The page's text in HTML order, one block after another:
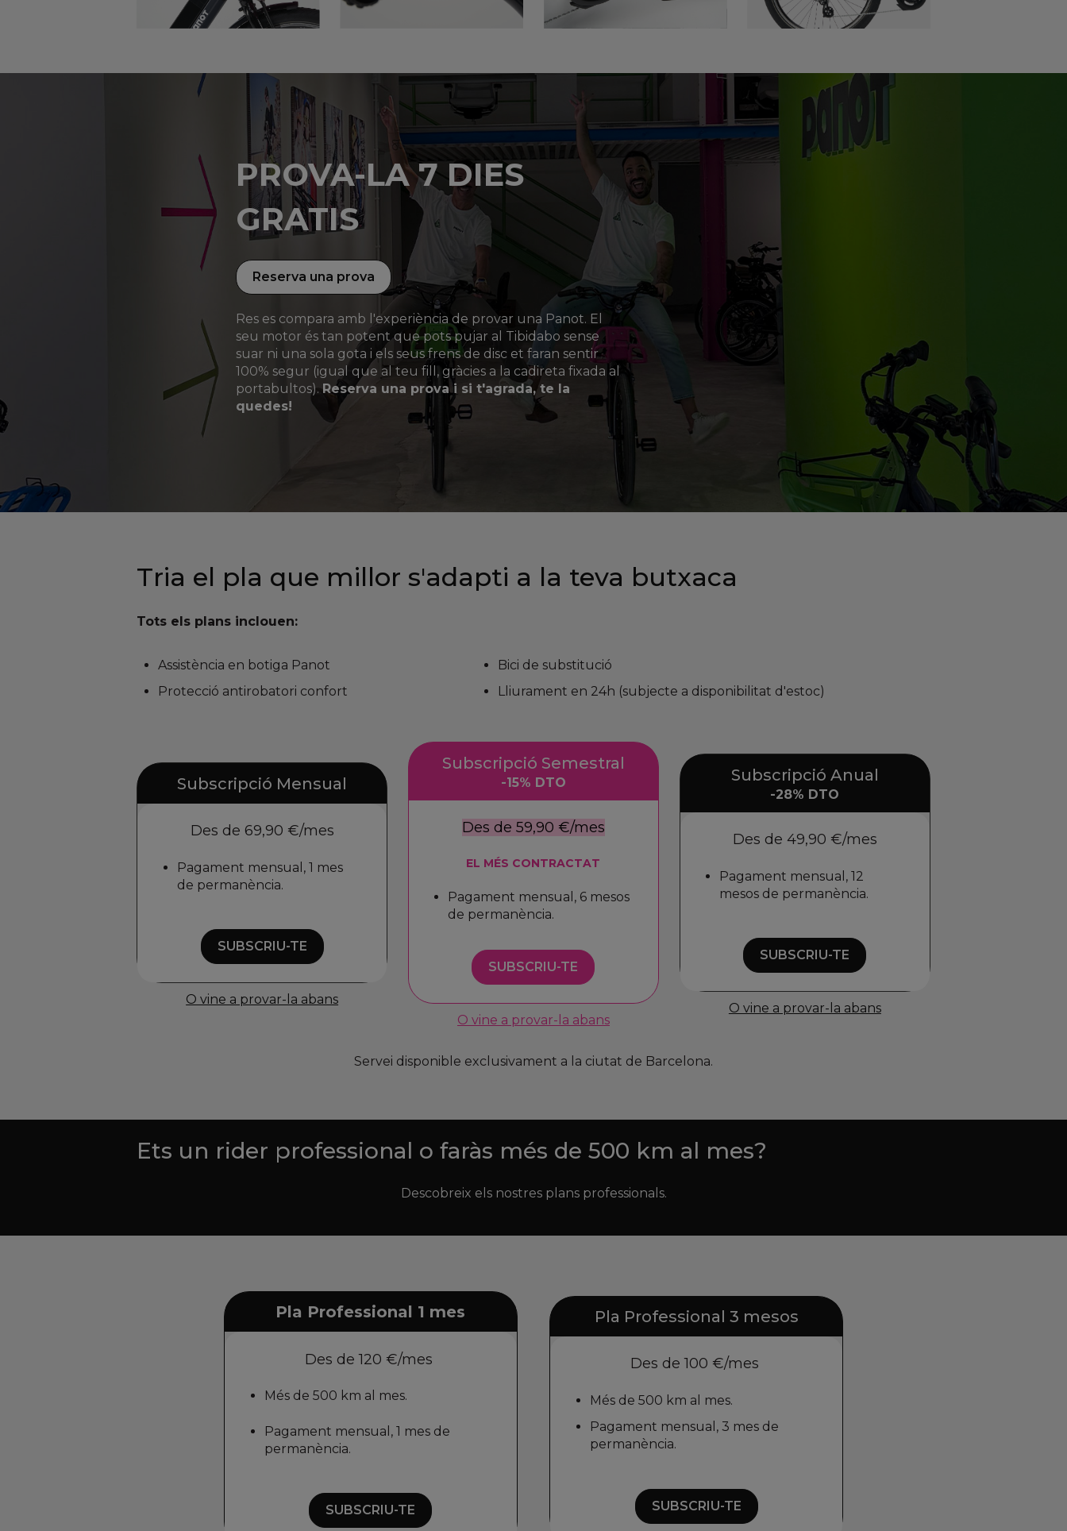
PROVA-LA 7 DIES
GRATIS
Reserva una prova
Res es compara amb l'experiència de provar una Panot. El
seu motor és tan potent que pots pujar al Tibidabo sense
suar ni una sola gota i els seus frens de disc et faran sentir
100% segur (igual que al teu fill, gràcies a la cadireta fixada al
portabultos).Reserva una prova i si t'agrada, te la
quedes!
Tria el pla que millor s'adapti a la teva butxaca
Tots els plans inclouen:
Assistència en botiga Panot
Protecció antirobatori confort
Bici de substitució
Lliurament en 24h (subjecte a disponibilitat d'estoc)
Subscripció Mensual
Des de 69,90 €/mes
Pagament mensual, 1 mes
de permanència.
SUBSCRIU-TE
O vine a provar-la abans
Subscripció Semestral
-15% DTO
Des de 59,90 €/mes
EL MÉS CONTRACTAT
Pagament mensual, 6 mesos
de permanència.
SUBSCRIU-TE
O vine a provar-la abans
Subscripció Anual
-28% DTO
Des de 49,90 €/mes
Pagament mensual, 12
mesos de permanència.
SUBSCRIU-TE
O vine a provar-la abans
Servei disponible exclusivament a la ciutat de Barcelona.
Ets un rider professional o faràs més de 500 km al mes?
Descobreix els nostres plans professionals.
Pla Professional 1 mes
Des de 120 €/mes
Més de 500 km al mes.
Pagament mensual, 1 mes de
permanència.
SUBSCRIU-TE
Pla Professional 3 mesos
Des de 100 €/mes
Més de 500 km al mes.
Pagament mensual, 3 mes de
permanència.
SUBSCRIU-TE